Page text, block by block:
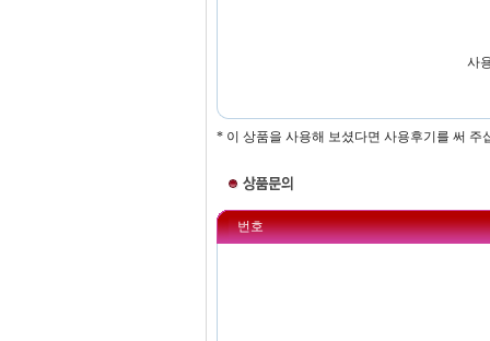
사
* 이 상품을 사용해 보셨다면 사용후기를 써 주
번호